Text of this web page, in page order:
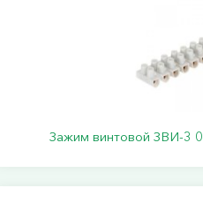
Зажим винтовой ЗВИ-3